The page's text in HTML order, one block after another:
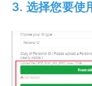
3. 选择您要使